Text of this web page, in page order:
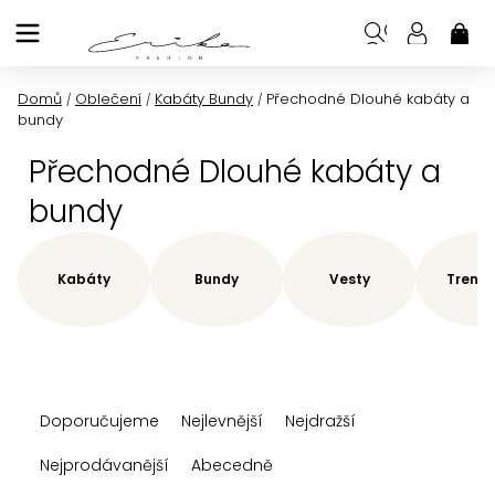
na
Domů / Oblečení / Kabáty Bundy / Přechodné Dlouhé kabáty a
bundy
Přechodné Dlouhé kabáty a
bundy
Kabáty Bundy Vesty
aDoporučujeme Nejlevnější
Nejdražší
Nejprodávanější
Abecedně